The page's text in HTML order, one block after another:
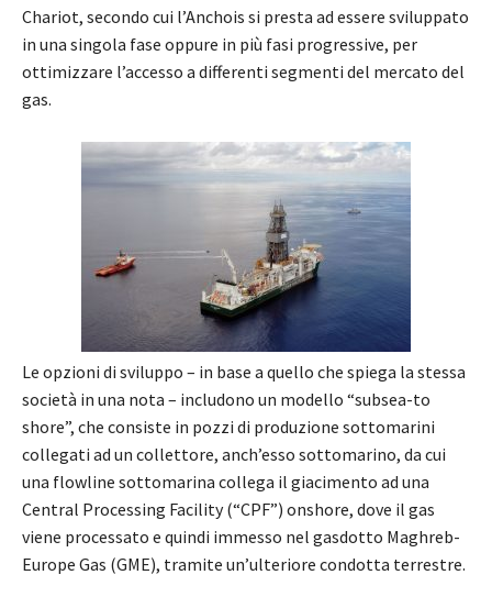
Chariot, secondo cui l’Anchois si presta ad essere sviluppato
in una singola fase oppure in più fasi progressive, per
ottimizzare l’accesso a differenti segmenti del mercato del
gas.
Le opzioni di sviluppo – in base a quello che spiega la stessa
società in una nota – includono un modello “subsea-to
shore”, che consiste in pozzi di produzione sottomarini
collegati ad un collettore, anch’esso sottomarino, da cui
una flowline sottomarina collega il giacimento ad una
Central Processing Facility (“CPF”) onshore, dove il gas
viene processato e quindi immesso nel gasdotto Maghreb-
Europe Gas (GME), tramite un’ulteriore condotta terrestre.